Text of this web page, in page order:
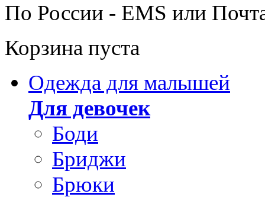
По России - EMS или
Корзина пуста
Одежда для малышей
Для девочек
Боди
Бриджи
Брюки